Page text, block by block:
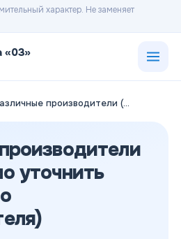
характер. Не заменяет
«03»
Различные производители (необходимо уточнить конкретного производителя)
уточнить